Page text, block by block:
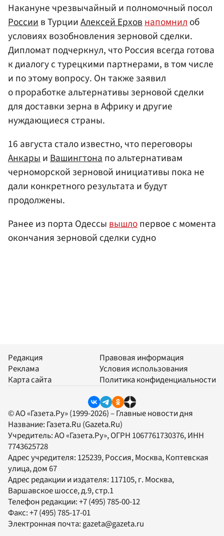
Накануне чрезвычайный и полномочный посол
Россиив ТурцииАлексей Ерховнапомнилоб
условиях возобновления зерновой сделки.
Дипломат подчеркнул, что Россия всегда готова
к диалогу с турецкими партнерами, в том числе
и по этому вопросу. Он также заявил
о проработке альтернативы зерновой сделки
для доставки зерна в Африку и другие
нуждающиеся страны.
16 августа стало известно, что переговоры
АнкарыиВашингтонапо альтернативам
черноморской зерновой инициативы пока не
дали конкретного результата и будут
продолжены.
Ранее из порта Одессывышлопервое с момента
окончания зерновой сделки судно
Редакция
Реклама
Карта сайта
Правовая информация
Условия использования
Политика конфиденциальности
© АО «Газета.Ру» (1999-2026) – Главные новости дня
Название: Газета.Ru (Gazeta.Ru)
Учредитель:АО «Газета.Ру», ОГРН 1067761730376, ИНН
7743625728
Адрес учредителя: 125239, Россия, Москва, Коптевская
улица, дом 67
Адрес редакции и издателя: 117105, г. Москва,
Варшавское шоссе, д.9, стр.1
Телефон редакции:+7 (495) 785-00-12
Факс:+7 (495) 785-17-01
Электронная почта: gazeta@gazeta.ru